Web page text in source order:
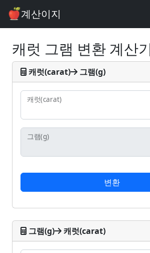
계산이지
캐럿 그램 변환 계산
캐럿(carat) 그램(g)
캐럿(carat)
그램(g)
변환
그램(g) 캐럿(carat)